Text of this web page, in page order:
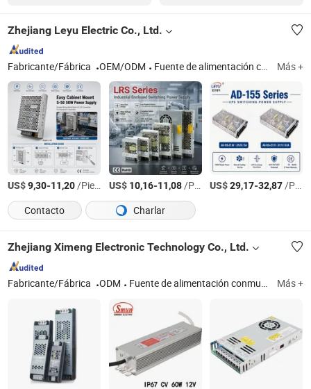
Zhejiang Leyu Electric Co., Ltd.
Fabricante/Fábrica OEM/ODM Fuente de alimentación conmutada, inversor de potencia, interruptor rotativo Más +
US$9,30-11,20/Pieza US$ 10,16-11,08/Pieza US$29,17-32,87/Pieza
Contacto
Charlar
Zhejiang Ximeng Electronic Technology Co., Ltd.
Fabricante/Fábrica ODM Fuente de alimentación conmutada, fuente de alimentación para LED, adaptador de CA/CC, enchufe eléctrico, accesorios de cableado, interruptores, pasacables, clips de cable, bloques de terminales, lámpara de señal Más +